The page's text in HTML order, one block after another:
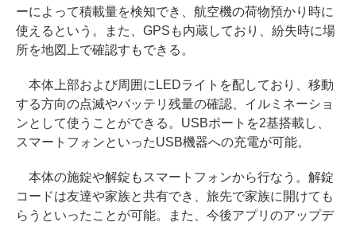
ーによって積載量を検知でき、航空機の荷物預かり時に
使えるという。また、GPSも内蔵しており、紛失時に場
所を地図上で確認すもできる。
本体上部および周囲にLEDライトを配しており、移動
する方向の点滅やバッテリ残量の確認、イルミネーショ
ンとして使うことができる。USBポートを2基搭載し、
スマートフォンといったUSB機器への充電が可能。
本体の施錠や解錠もスマートフォンから行なう。解錠
コードは友達や家族と共有でき、旅先で家族に開けても
らうといったことが可能。また、今後アプリのアップデ